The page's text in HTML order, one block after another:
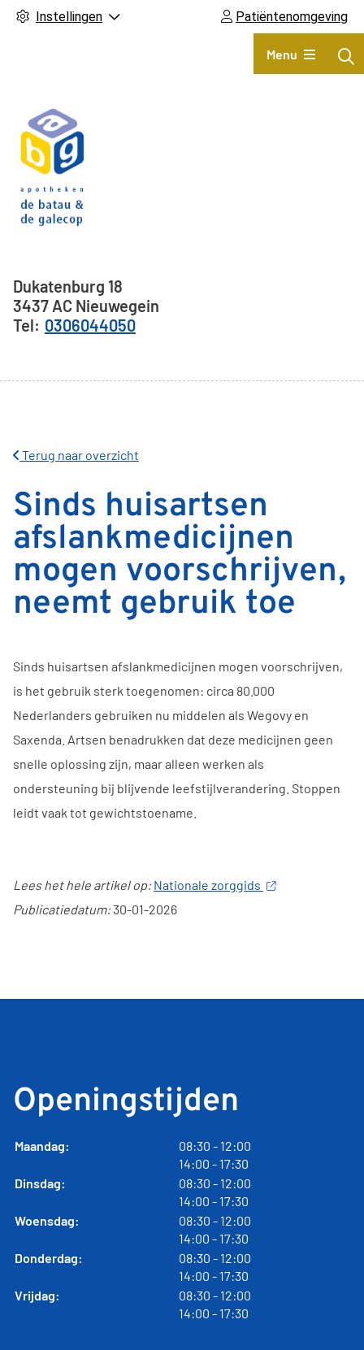
Instellingen Patiëntenomgeving
Hoofdmenu
Menu
Adresgegevens
Dukatenburg 18
3437 AC Nieuwegein
0306044050
Terug naar overzicht
Sinds huisartsen
afslankmedicijnen
mogen voorschrijven,
neemt gebruik toe
Sinds huisartsen afslankmedicijnen mogen voorschrijven,
is het gebruik sterk toegenomen: circa 80.000
Nederlanders gebruiken nu middelen als Wegovy en
Saxenda. Artsen benadrukken dat deze medicijnen geen
snelle oplossing zijn, maar alleen werken als
ondersteuning bij blijvende leefstijlverandering. Stoppen
leidt vaak tot gewichtstoename.
Lees het hele artikel op: Nationale zorggids
Publicatiedatum:30-01-2026
Openingstijden
Maandag: 08:30 tot
- 12:00
14:00 tot
- 17:30
Dinsdag:
08:30 tot
- 12:00
14:00 tot
- 17:30
Woensdag:
08:30 tot
- 12:00
14:00 tot
- 17:30
Donderdag:
08:30 tot
- 12:00
14:00 tot
- 17:30
Vrijdag:
08:30 tot
- 12:00
14:00 tot
- 17:30